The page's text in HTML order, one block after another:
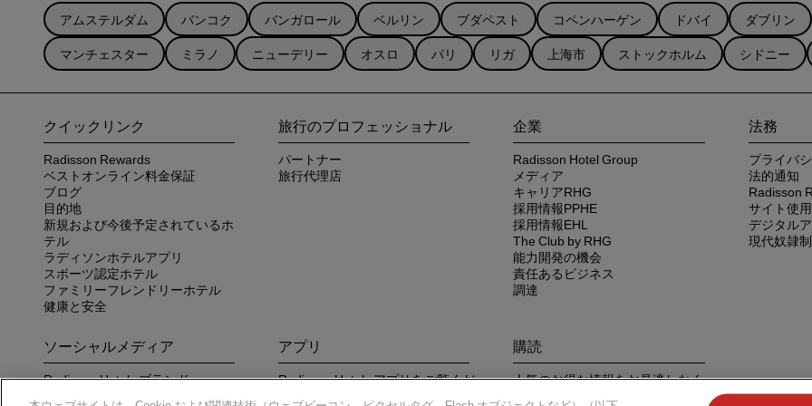
アムステルダム バンコク バンガロール ベルリン ブダペスト コペンハーゲン ドバイ
ダブリン
マンチェスター
ミラノ ニューデリー オスロ パリ リガ 上海市 ストックホルム シドニー
クイックリンク
Radisson Rewards
ベストオンライン料金保証
ブログ
目的地
新規および今後予定されているホ
テル
ラディソンホテルアプリ
スポーツ認定ホテル
ファミリーフレンドリーホテル
健康と安全
旅行のプロフェッショナル
パートナー
旅行代理店
企業
Radisson Hotel Group
メディア
キャリアRHG
採用情報PPHE
採用情報EHL
The Club by RHG
能力開発の機会
責任あるビジネス
調達
法務
プライバ
法的通知
Radisson
サイト使
デジタル
現代奴隷
ソーシャルメディア
Radisson Hotels ブランド
アプリ
Radisson Hotels アプリをご覧くだ
さい
購読
人気のお得な情報をお見逃しなく